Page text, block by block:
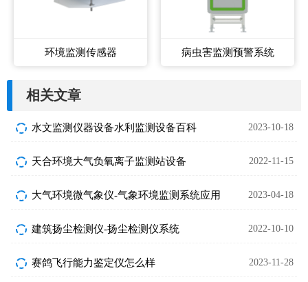
环境监测传感器 病虫害监测预警系统
相关文章
水文监测仪器设备水利监测设备百科 2023-10-18
天合环境大气负氧离子监测站设备 2022-11-15
大气环境微气象仪-气象环境监测系统应用 2023-04-18
建筑扬尘检测仪-扬尘检测仪系统 2022-10-10
赛鸽飞行能力鉴定仪怎么样 2023-11-28